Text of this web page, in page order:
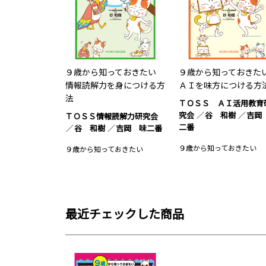
９歳から知っておきたい
情報読解力を身につける方
法
ＴＯＳＳ情報読解力研究会
谷 和樹
吉岡 味二番
９歳から知っておきたい
９歳から知っておきた
ＡＩを味方につける方
ＴＯＳＳ ＡＩ活用教育
究会
谷 和樹
吉
二番
９歳から知っておきたい
最近チェックした商品